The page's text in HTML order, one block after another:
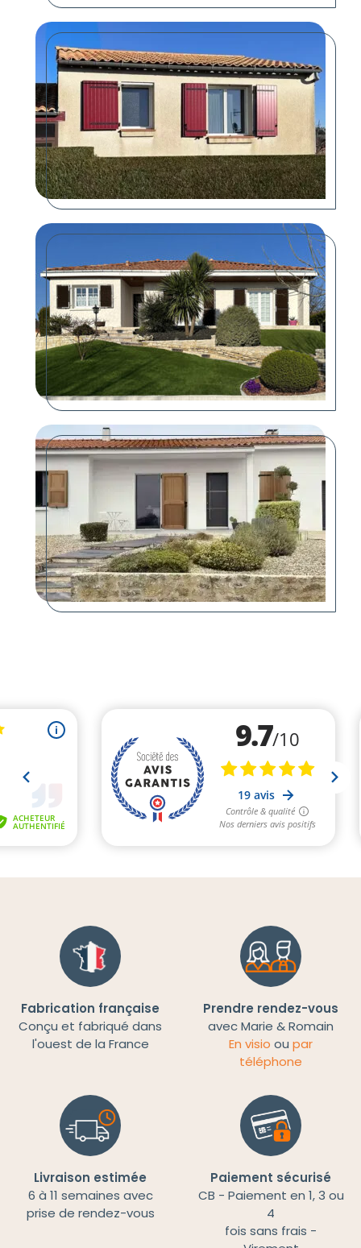
Fabrication française
Conçu et fabriqué dans
l'ouest de la France
Prendre rendez-vous
avec Marie & Romain
En visio ou par
téléphone
Livraison estimée
6 à 11 semaines avec
prise de rendez-vous
Paiement sécurisé
CB - Paiement en 1, 3 ou
4
fois sans frais -